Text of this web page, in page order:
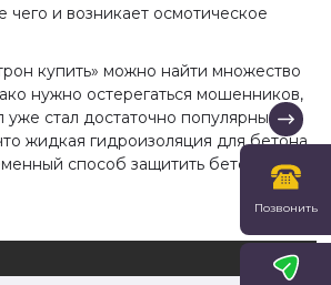
чего и возникает осмотическое
купить» можно найти множество
нужно остерегаться мошенников,
уже стал достаточно популярным.
жидкая гидроизоляция для бетона
способ защитить бетон от
Позвонить